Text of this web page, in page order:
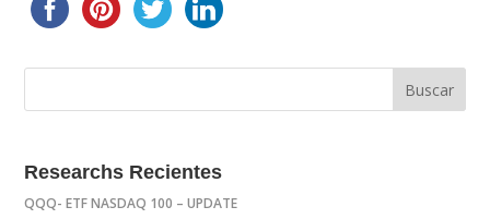
Researchs Recientes
QQQ- ETF NASDAQ 100 – UPDATE